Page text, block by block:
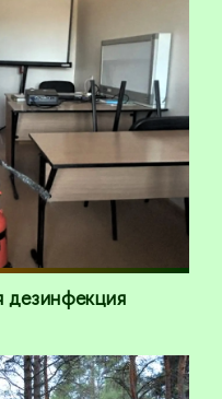
дезинфекция